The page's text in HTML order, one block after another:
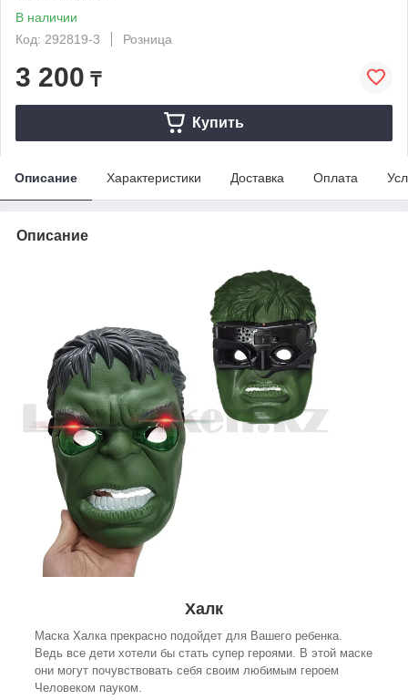
В наличии
Код: 292819-3
Розница
3 200 ₸
Купить
Описание Характеристики Доставка Оплата
Описание
Халк
Маска Халка прекрасно подойдет для Вашего ребенка.
Ведь все дети хотели бы стать супер героями. В этой маске
они могут почувствовать себя своим любимым героем
Человеком пауком.